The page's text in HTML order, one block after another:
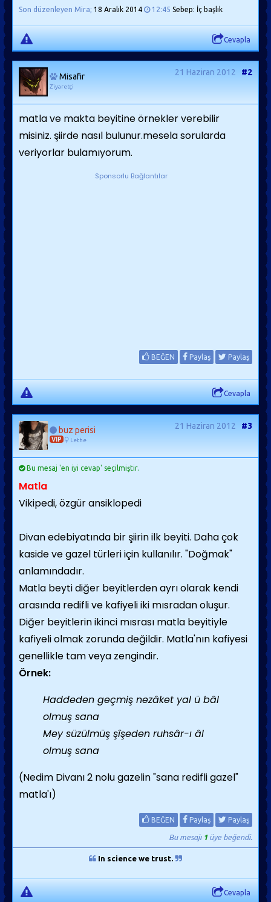
Son düzenleyen Mira; 18 Aralık 2014 12:45 Sebep: İç başlık
Cevapla
Misafir
Ziyaretçi
21 Haziran 2012 #2
matla ve makta beyitine örnekler verebilir
misiniz. şiirde nasıl bulunur.mesela sorularda
veriyorlar bulamıyorum.
Sponsorlu Bağlantılar
BEĞEN Paylaş Paylaş
Cevapla
buz perisi
VIP Lethe
21 Haziran 2012 #3
Bu mesaj 'en iyi cevap' seçilmiştir.
Matla
Vikipedi, özgür ansiklopedi
Divan edebiyatında bir şiirin ilk beyiti. Daha çok
kaside ve gazel türleri için kullanılır. "Doğmak"
anlamındadır.
Matla beyti diğer beyitlerden ayrı olarak kendi
arasında redifli ve kafiyeli iki mısradan oluşur.
Diğer beyitlerin ikinci mısrası matla beyitiyle
kafiyeli olmak zorunda değildir. Matla'nın kafiyesi
genellikle tam veya zengindir.
Örnek:
Haddeden geçmiş nezâket yal ü bâl
olmuş sana
Mey süzülmüş şîşeden ruhsâr-ı âl
olmuş sana
(Nedim Divanı 2 nolu gazelin "sana redifli gazel"
matla'ı)
BEĞEN Paylaş Paylaş
Bu mesajı 1üye beğendi.
In science we trust.
Cevapla